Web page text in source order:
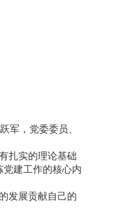
军，党委委员、
扎实的理论基础
建工作的核心内
发展贡献自己的